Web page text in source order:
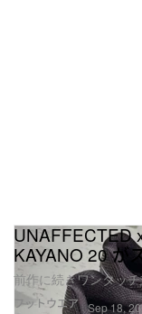
フットウエア
UNAFFECTED
KAYANO 20 が
前作に続きワンタッ
Sep 18,